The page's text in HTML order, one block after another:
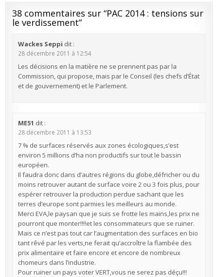
38 commentaires sur “PAC 2014 : tensions sur
le verdissement”
Wackes Seppi dit :
28 décembre 2011 à 12:54
Les décisions en la matière ne se prennent pas par la
Commission, qui propose, mais par le Conseil (les chefs d’État
et de gouvernement) et le Parlement.
ME51 dit :
28 décembre 2011 à 13:53
7 % de surfaces réservés aux zones écologiques,s’est
environ 5 millions d’ha non productifs sur tout le bassin
européen.
Il faudra donc dans d’autres régions du globe,défricher ou du
moins retrouver autant de surface voire 2 ou 3 fois plus, pour
espérer retrouver la production perdue sachant que les
terres d’europe sont parmies les meilleurs au monde.
Merci EVA,le paysan que je suis se frotte les mains,les prix ne
pourront que monter!!!!et les consommateurs que se ruiner.
Mais ce n’est pas tout car l’augmentation des surfaces en bio
tant rêvé par les verts,ne ferait qu’accroître la flambée des
prix alimentaire et faire encore et encore de nombreux
chomeurs dans l’industrie.
Pour ruiner un pays voter VERT,vous ne serez pas déçu!!!